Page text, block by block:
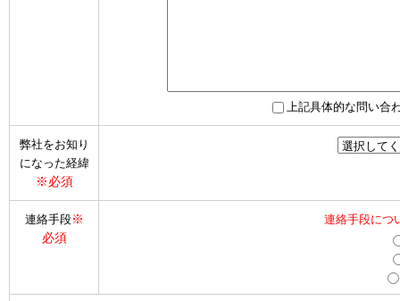
上記具体的な問い合
弊社をお知り
になった経緯
※必須
連絡手段※
必須
連絡手段につ